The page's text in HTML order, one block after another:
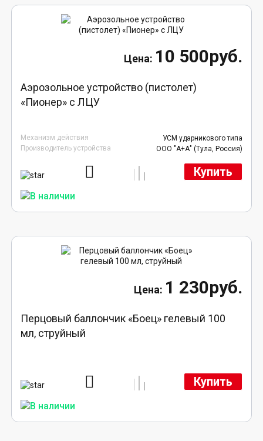
10 500руб.
Аэрозольное устройство (пистолет)
«Пионер» с ЛЦУ
Механизм действия
УСМ ударникового типа
Производитель устройства
ООО "А+А" (Тула, Россия)
Купить
1 230руб.
Перцовый баллончик «Боец» гелевый 100
мл, струйный
Купить